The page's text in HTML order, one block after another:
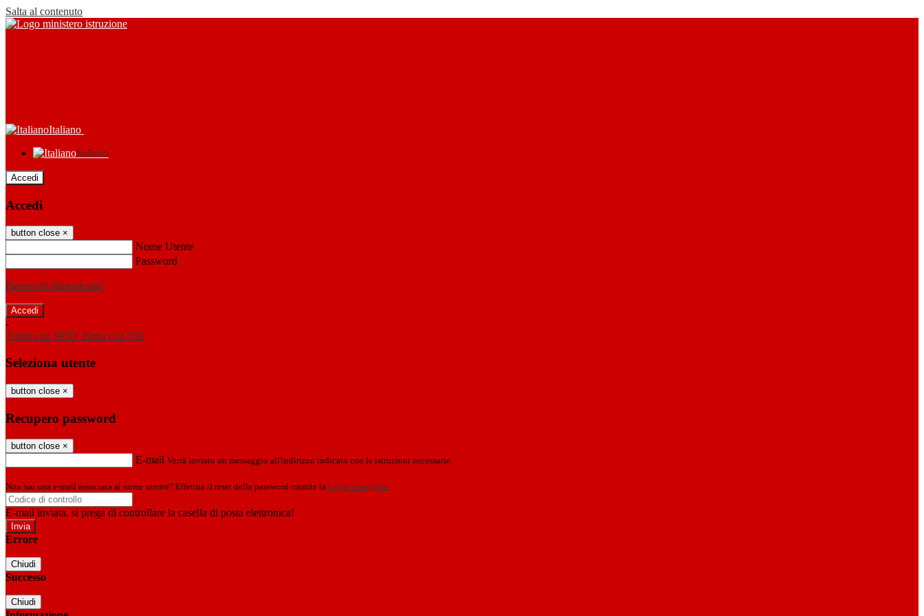
Salta al contenuto
Italiano
Italiano
Accedi
Accedi
button close ×
Nome Utente
Password
Password dimenticata?
-
Entra con SPID Entra con CIE
Seleziona utente
button close ×
Recupero password
button close ×
E-mail Verrà inviato un messaggio all'indirizzo indicato con le istruzioni necessarie.
Non hai una e-mail associata al nome utente? Effettua il reset della password tramite la Login Spaggiari
E-mail inviata, si prega di controllare la casella di posta elettronica!
Errore
Chiudi
Successo
Chiudi